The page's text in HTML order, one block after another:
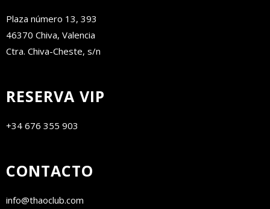
Plaza número 13, 393
46370 Chiva, Valencia
Ctra. Chiva-Cheste, s/n
RESERVA VIP
+34 676 355 903
CONTACTO
info@thaoclub.com